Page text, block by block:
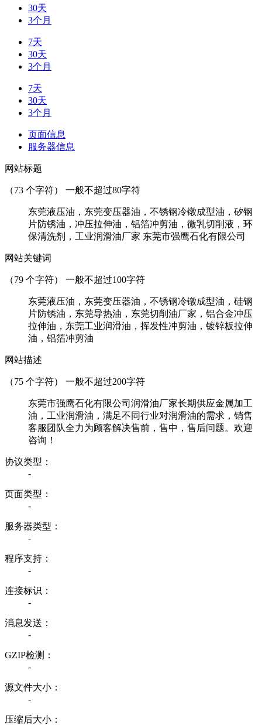
30天
3个月
7天
30天
3个月
7天
30天
3个月
页面信息
服务器信息
网站标题
（73 个字符） 一般不超过80字符
东莞液压油，东莞变压器油，不锈钢冷镦成型油，矽钢
片防锈油，冲压拉伸油，铝箔冲剪油，微乳切削液，环
保清洗剂，工业润滑油厂家 东莞市强鹰石化有限公司
网站关键词
（79 个字符） 一般不超过100字符
东莞液压油，东莞变压器油，不锈钢冷镦成型油，硅钢
片防锈油，东莞导热油，东莞切削油厂家，铝合金冲压
拉伸油，东莞工业润滑油，挥发性冲剪油，镀锌板拉伸
油，铝箔冲剪油
网站描述
（75 个字符） 一般不超过200字符
东莞市强鹰石化有限公司润滑油厂家长期供应金属加工
油，工业润滑油，满足不同行业对润滑油的需求，销售
客服团队全力为顾客解决售前，售中，售后问题。欢迎
咨询！
协议类型：
-
页面类型：
-
服务器类型：
-
程序支持：
-
连接标识：
-
消息发送：
-
GZIP检测：
-
源文件大小：
-
压缩后大小：